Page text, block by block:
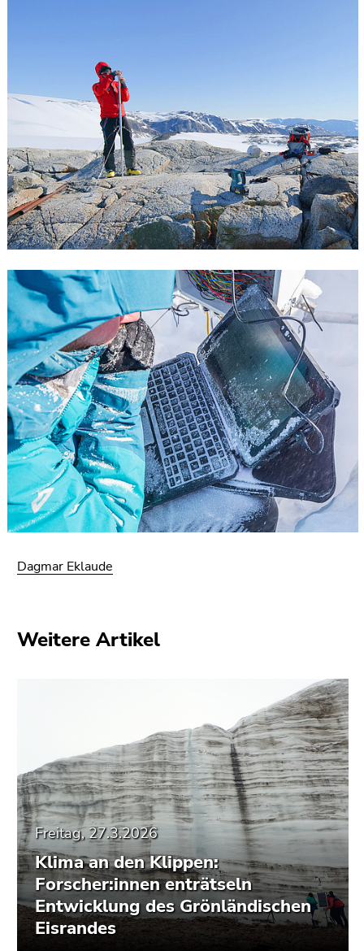
Dagmar Eklaude
Weitere Artikel
Freitag, 27.3.2026
Klima an den Klippen:
Forscher:innen enträtseln
Entwicklung des Grönländischen
Eisrandes